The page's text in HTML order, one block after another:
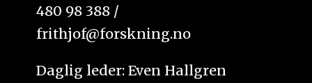
480 98 388 /
frithjof@forskning.no
Daglig leder: Even Hallgren